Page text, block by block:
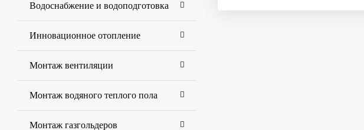
Водоснабжение и водоподготовка
Инновационное отопление
Монтаж вентиляции
Монтаж водяного теплого пола
Монтаж газгольдеров